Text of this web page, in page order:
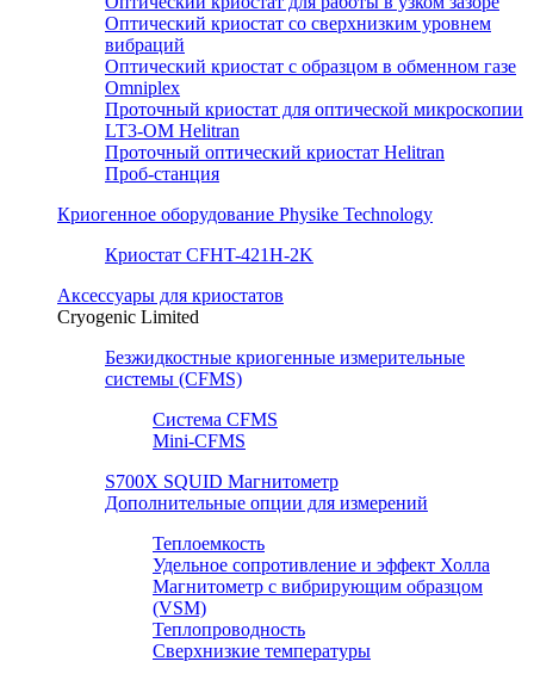
Оптический криостат со сверхнизким уровнем
вибраций
Оптический криостат с образцом в обменном газе
Omniplex
Проточный криостат для оптической микроскопии
LT3-OM Helitran
Проточный оптический криостат Helitran
Проб-станция
Криогенное оборудование Physike Technology
Криостат CFHT-421H-2K
Аксессуары для криостатов
Cryogenic Limited
Безжидкостные криогенные измерительные
системы (CFMS)
Система CFMS
Mini-CFMS
S700X SQUID Магнитометр
Дополнительные опции для измерений
Теплоемкость
Удельное сопротивление и эффект Холла
Магнитометр с вибрирующим образцом
(VSM)
Теплопроводность
Сверхнизкие температуры